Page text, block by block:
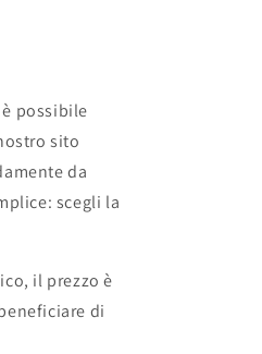
possibile
sito
da
scegli la
il prezzo è
di